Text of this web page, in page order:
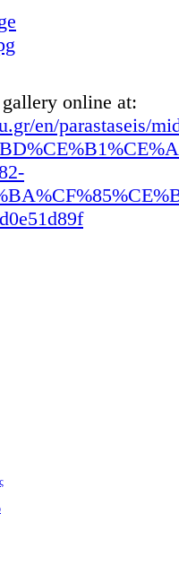
online at:
en/parastaseis/